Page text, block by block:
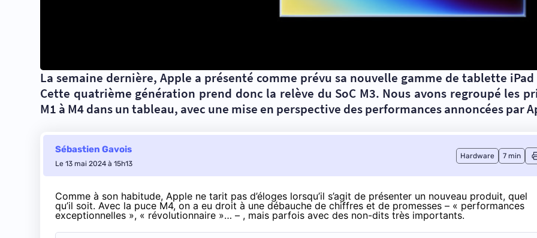
La semaine dernière, Apple a présenté comme prévu sa nouvelle gamme de tablette
Cette quatrième génération prend donc la relève du SoC M3. Nous avons regroupé les
M1 à M4 dans un tableau, avec une mise en perspective des performances annoncées par
Sébastien Gavois
Le 13 mai 2024 à 15h13
Hardware 7 min
Comme à son habitude, Apple ne tarit pas d’éloges lorsqu’il s’agit de présenter un nouveau produit, quel
qu’il soit. Avec la puce M4, on a eu droit à une débauche de chiffres et de promesses – « performances
exceptionnelles », « révolutionnaire »… – , mais parfois avec des non-dits très importants.